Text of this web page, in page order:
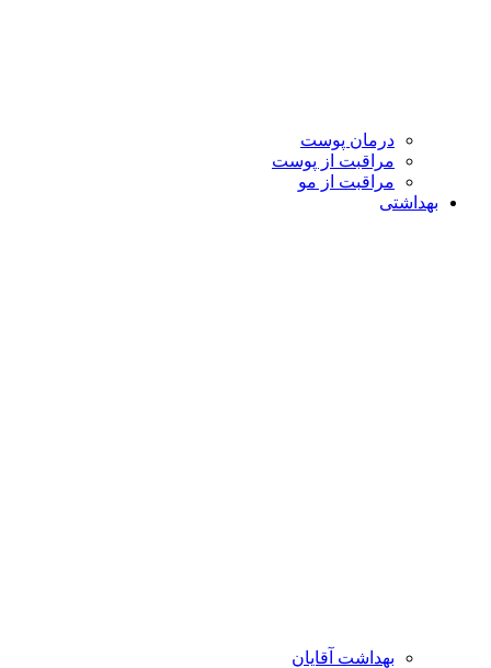
درمان پوست
مراقبت از پوست
مراقبت از مو
بهداشتی
بهداشت آقایان